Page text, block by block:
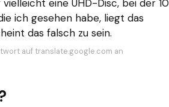
eine UHD-Disc, bei der 10
ich gesehen habe, liegt das
das falsch zu sein.
auf translate.google.com an